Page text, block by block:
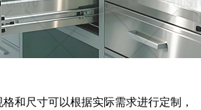
和尺寸可以根据实际需求进行定制，